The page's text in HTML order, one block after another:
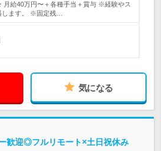
給40万円〜＋各種手当＋賞与 ※経験やス
します。 ※固定残…
気になる
歓迎◎フルリモート×土日祝休み